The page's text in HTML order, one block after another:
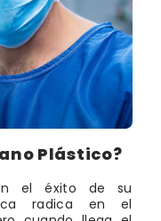
Plástico?
el éxito de su
radica en el